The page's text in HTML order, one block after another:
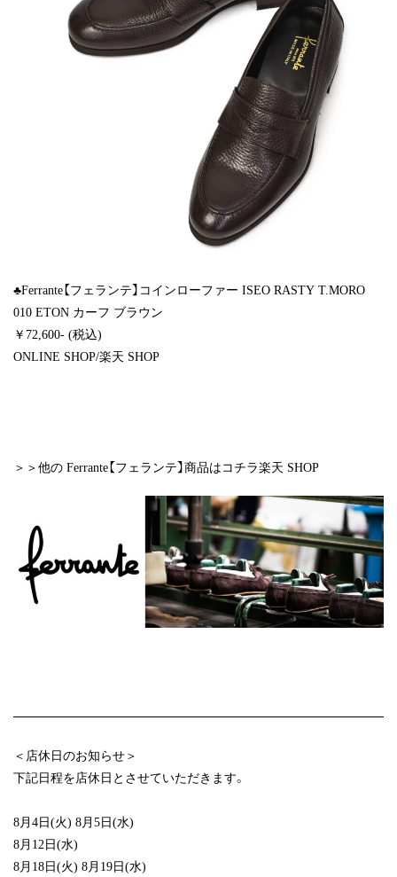
♣Ferrante【フェランテ】コインローファー ISEO RASTY T.MORO
010 ETON カーフ ブラウン
￥72,600- (税込)
ONLINE SHOP/楽天 SHOP
＞＞他の Ferrante【フェランテ】商品はコチラ楽天 SHOP
＜店休日のお知らせ＞
下記日程を店休日とさせていただきます。
8月4日(火) 8月5日(水)
8月12日(水)
8月18日(火) 8月19日(水)